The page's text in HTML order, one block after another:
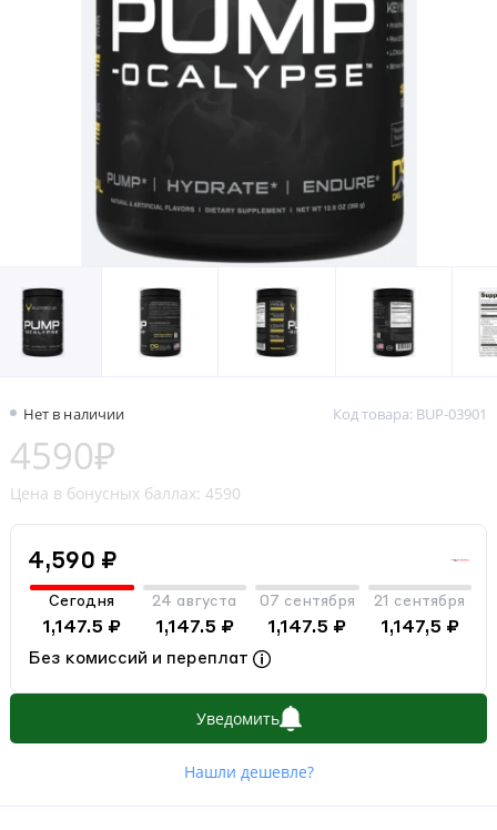
Нет в наличии Код товара: BUP-03901
4590₽
Цена в бонусных баллах: 4590
4,590 ₽
Сегодня
1,147.5 ₽
24 августа
1,147.5 ₽
07 сентября
1,147.5 ₽
21 сентября
1,147,5 ₽
Без комиссий и переплат
Уведомить
Нашли дешевле?